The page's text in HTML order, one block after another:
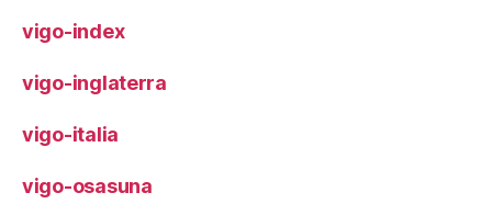
vigo-index
vigo-inglaterra
vigo-italia
vigo-osasuna